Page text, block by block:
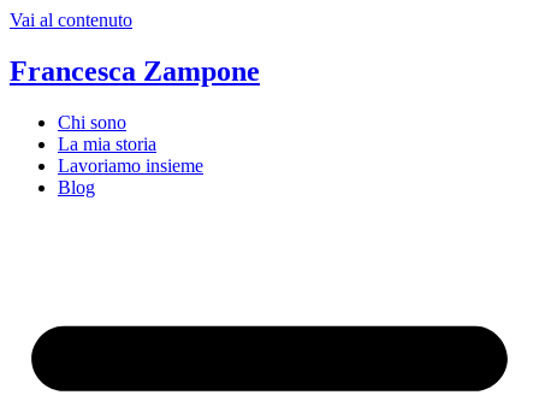
Vai al contenuto
Francesca Zampone
Chi sono
La mia storia
Lavoriamo insieme
Blog